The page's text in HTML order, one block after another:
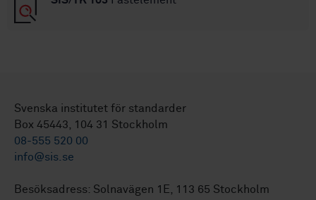
Svenska institutet för standarder
Box 45443, 104 31 Stockholm
08-555 520 00
info@sis.se
Besöksadress: Solnavägen 1E, 113 65 Stockholm